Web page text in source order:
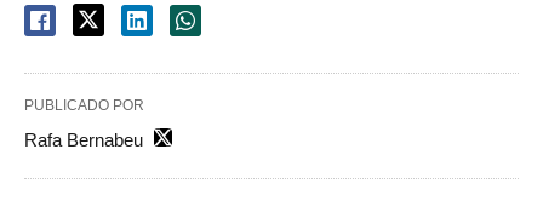
PUBLICADO POR
Rafa Bernabeu